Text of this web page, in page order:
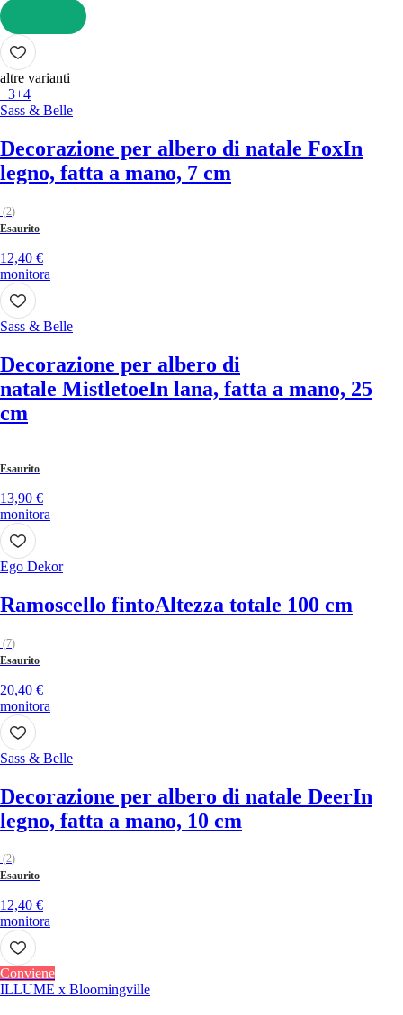
AGGIUNGI
altre varianti
+3+4
Sass & Belle
Decorazione per albero di natale FoxIn
legno, fatta a mano, 7 cm
(2)
Esaurito
12,40 €
monitora
Sass & Belle
Decorazione per albero di
natale MistletoeIn lana, fatta a mano, 25
cm
Esaurito
13,90 €
monitora
Ego Dekor
Ramoscello fintoAltezza totale 100 cm
(7)
Esaurito
20,40 €
monitora
Sass & Belle
Decorazione per albero di natale DeerIn
legno, fatta a mano, 10 cm
(2)
Esaurito
12,40 €
monitora
Conviene
ILLUME x Bloomingville